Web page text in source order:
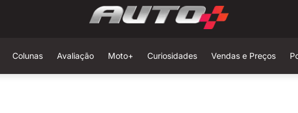
Colunas Avaliação Moto+ Curiosidades Vendas e Preços